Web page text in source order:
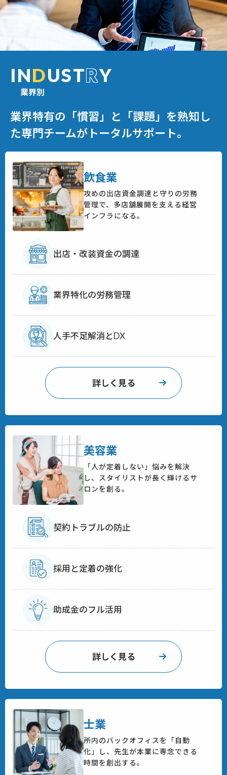
INDUSTRY
業界別
業界特有の「慣習」と「課題」を熟知し
た専門チームがトータルサポート。
飲食業
攻めの出店資金調達と守りの労務
管理で、 多店舗展開を支える経営
インフラになる。
出店・改装資金の調達
業界特化の労務管理
人手不足解消とDX
詳しく見る
美容業
「人が定着しない」悩みを解決
し、スタイリストが長く輝けるサ
ロンを創る。
契約トラブルの防止
採用と定着の強化
助成金のフル活用
詳しく見る
士業
所内のバックオフィスを「自動
化」し、 先生が本業に専念できる
時間を創出する。